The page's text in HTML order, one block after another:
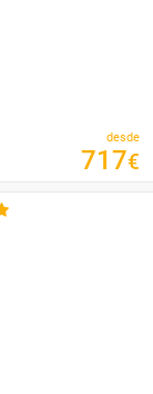
desde
717€